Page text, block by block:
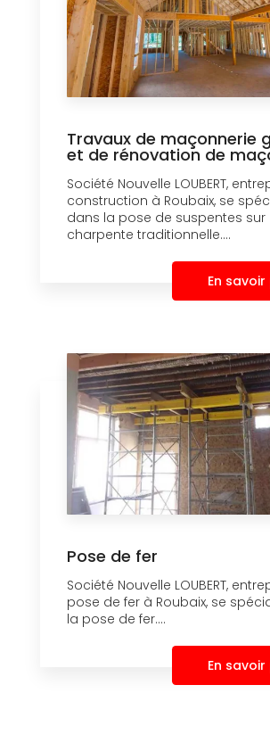
Travaux de maçonnerie
et de rénovation de
Société Nouvelle LOUBERT,
construction à Roubaix, se
dans la pose de suspentes sur
charpente traditionnelle....
En savoir
Pose de fer
Société Nouvelle LOUBERT,
pose de fer à Roubaix, se
la pose de fer....
En savoir